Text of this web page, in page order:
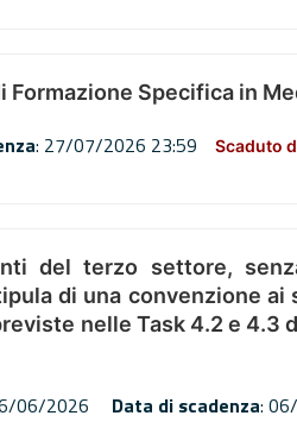
Formazione Specifica in
: 27/07/2026 23:59 Scaduto
del terzo settore,
di una convenzione ai
nelle Task 4.2 e 4.3
06/2026
Data di scadenza: